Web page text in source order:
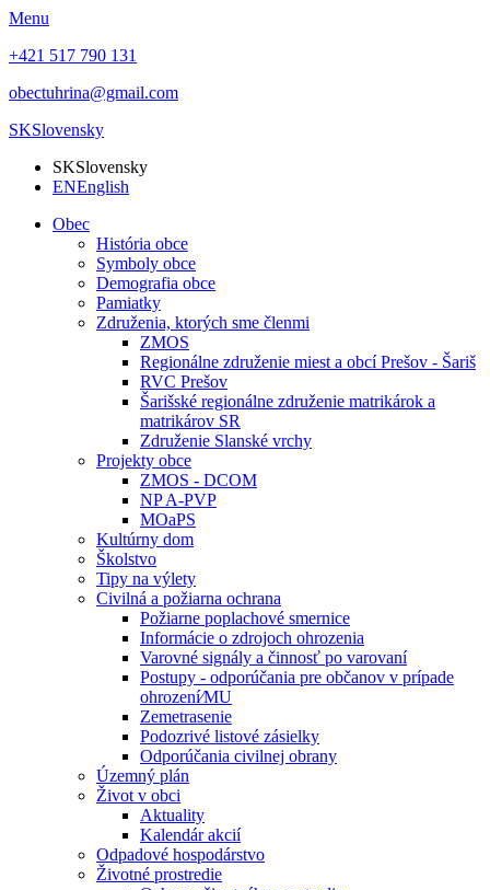
Menu
+421 517 790 131
obectuhrina@gmail.com
SKSlovensky
SKSlovensky
ENEnglish
Obec
História obce
Symboly obce
Demografia obce
Pamiatky
Združenia, ktorých sme členmi
ZMOS
Regionálne združenie miest a obcí Prešov - Šariš
RVC Prešov
Šarišské regionálne združenie matrikárok a
matrikárov SR
Združenie Slanské vrchy
Projekty obce
ZMOS - DCOM
NP A-PVP
MOaPS
Kultúrny dom
Školstvo
Tipy na výlety
Civilná a požiarna ochrana
Požiarne poplachové smernice
Informácie o zdrojoch ohrozenia
Varovné signály a činnosť po varovaní
Postupy - odporúčania pre občanov v prípade
ohrození⁄MU
Zemetrasenie
Podozrivé listové zásielky
Odporúčania civilnej obrany
Územný plán
Život v obci
Aktuality
Kalendár akcií
Odpadové hospodárstvo
Životné prostredie